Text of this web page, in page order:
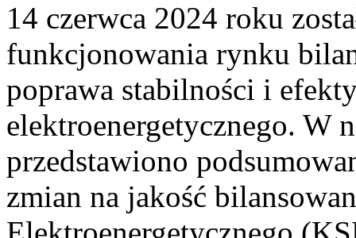
14 czerwca 2024 roku
funkcjonowania rynku
poprawa stabilności i
elektroenergetycznego. W
przedstawiono
zmian na jakość